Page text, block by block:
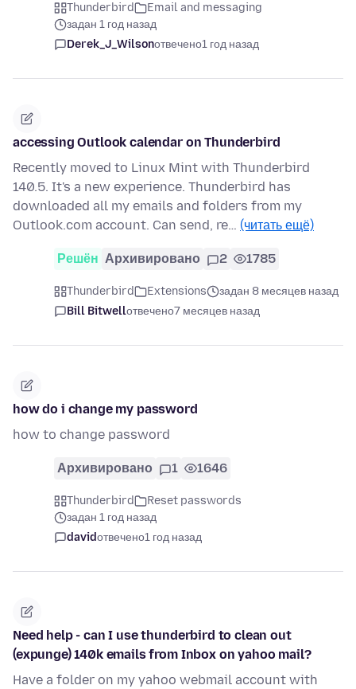
Thunderbird
Email and messaging
задан 1 год назад
Derek_J_Wilsonотвечено1 год назад
accessing Outlook calendar on Thunderbird
Recently moved to Linux Mint with Thunderbird
140.5. It's a new experience. Thunderbird has
downloaded all my emails and folders from my
Outlook.com account. Can send, re… (читать ещё)
Решён Архивировано 2 1785
Thunderbird Extensions
задан 8 месяцев назад
Bill Bitwellотвечено7 месяцев назад
how do i change my password
how to change password
Архивировано 1 1646
Thunderbird
Reset passwords
задан 1 год назад
davidотвечено1 год назад
Need help - can I use thunderbird to clean out
(expunge) 140k emails from Inbox on yahoo mail?
Have a folder on my yahoo webmail account with